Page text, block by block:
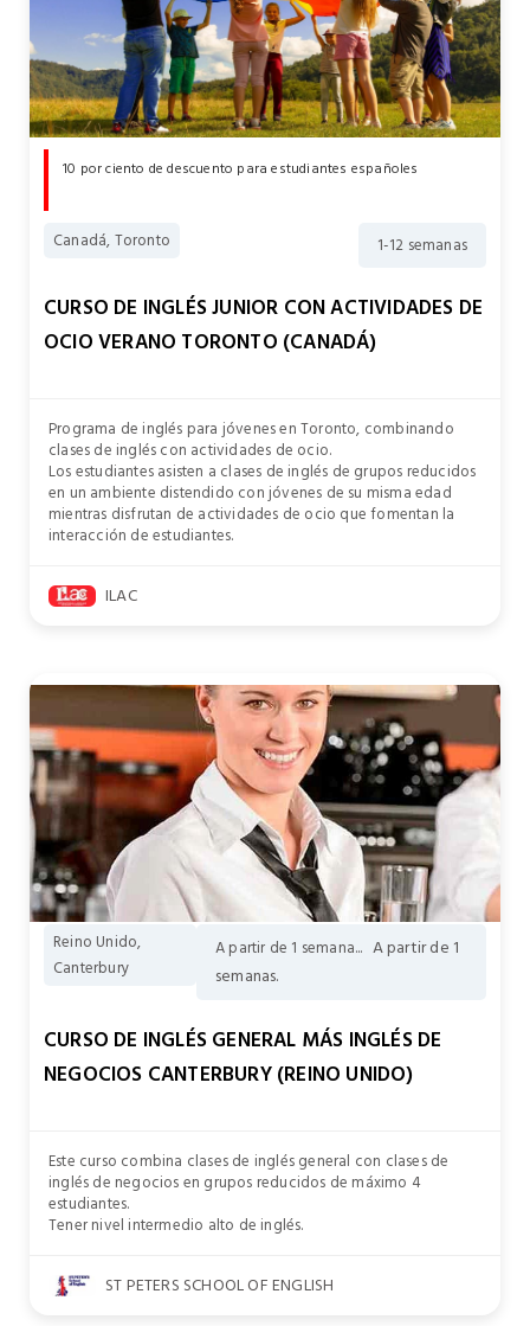
10 por ciento de descuento para estudiantes españoles
Canadá, Toronto 1-12 semanas
CURSO DE INGLÉS JUNIOR CON ACTIVIDADES DE
OCIO VERANO TORONTO (CANADÁ)
Programa de inglés para jóvenes en Toronto, combinando
clases de inglés con actividades de ocio.
Los estudiantes asisten a clases de inglés de grupos reducidos
en un ambiente distendido con jóvenes de su misma edad
mientras disfrutan de actividades de ocio que fomentan la
interacción de estudiantes.
ILAC
Reino Unido,
Canterbury
A partir de 1 semana... A partir de 1
semanas.
CURSO DE INGLÉS GENERAL MÁS INGLÉS DE
NEGOCIOS CANTERBURY (REINO UNIDO)
Este curso combina clases de inglés general con clases de
inglés de negocios en grupos reducidos de máximo 4
estudiantes.
Tener nivel intermedio alto de inglés.
ST PETERS SCHOOL OF ENGLISH